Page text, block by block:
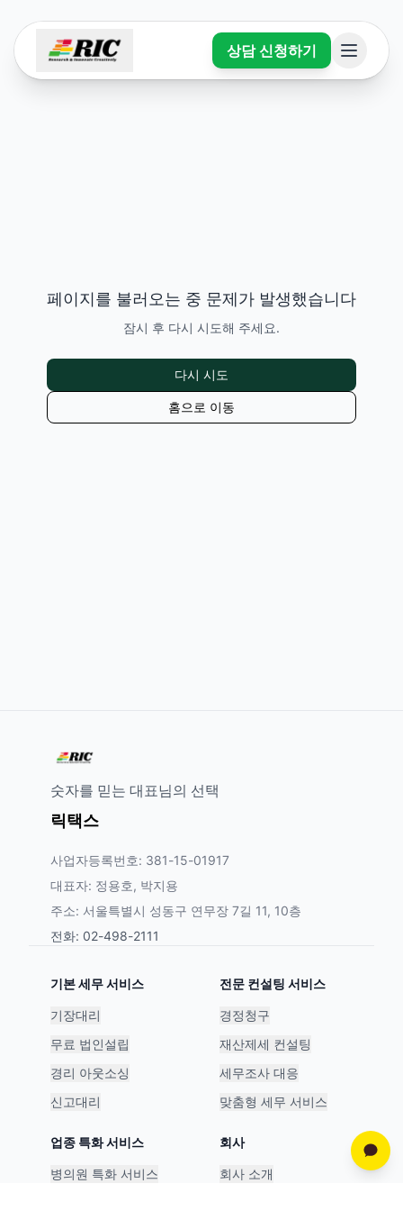
상담 신청하기
페이지를 불러오는 중 문제가 발생했습니다
잠시 후 다시 시도해 주세요.
다시 시도
홈으로 이동
숫자를 믿는 대표님의 선택
릭택스
사업자등록번호: 381-15-01917
대표자: 정용호, 박지용
주소: 서울특별시 성동구 연무장 7길 11, 10층
전화: 02-498-2111
기본 세무 서비스
기장대리
무료 법인설립
경리 아웃소싱
신고대리
전문 컨설팅 서비스
경정청구
재산제세 컨설팅
세무조사 대응
맞춤형 세무 서비스
업종 특화 서비스
병의원 특화 서비스
회사
회사 소개